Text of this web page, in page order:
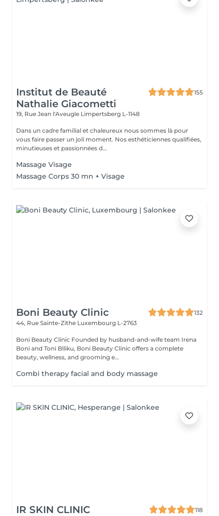
Institut de Beauté
Nathalie Giacometti
155
19, Rue Jean l'Aveugle Limpertsberg L-1148
Dans un cadre familial et chaleureux nous sommes là pour
vous faire passer un joli moment. Nos esthéticiennes qualifiées,
minutieuses et passionnées d...
Massage Visage
Massage Corps 30 mn + Visage
Boni Beauty Clinic
132
44, Rue Sainte-Zithe Luxembourg L-2763
Boni Beauty Clinic Founded by husband-and-wife team Irena
Boni and Toni Blliku, Boni Beauty Clinic offers a complete
beauty, wellness, and grooming e...
Combi therapy facial and body massage
IR SKIN CLINIC
118